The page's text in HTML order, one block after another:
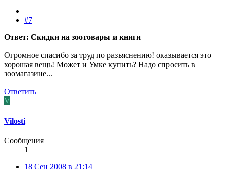
#7
Ответ: Скидки на зоотовары и книги
Огромное спасибо за труд по разъяснению! оказывается это
хорошая вещь! Может и Умке купить? Надо спросить в
зоомагазине...
Ответить
V
Vilosti
Сообщения
1
18 Сен 2008 в 21:14